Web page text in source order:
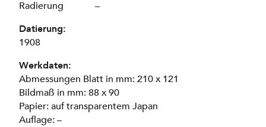
Radierung
–
Datierung:
1908
Werkdaten:
Abmessungen Blatt in mm: 210 x 121
Bildmaß in mm: 88 x 90
Papier: auf transparentem Japan
Auflage: –